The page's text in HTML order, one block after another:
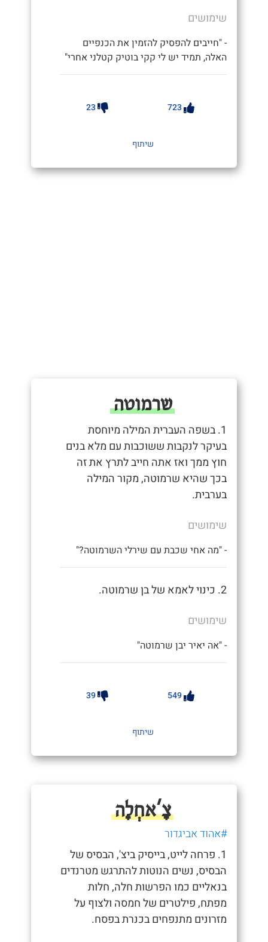
שימושים
- "חייבים להפסיק להזמין את הכנפיים
האלה, תמיד יש לי קקי בוטיק קטלני אחרי"
723
23
שיתוף
שרמוטה
1. בשפה העברית המילה מיוחסת
בעיקר לנקבות ששוכבות עם מלא בנים
חוץ ממך ואז אתה חייב לתרץ את זה
בכך שהיא שרמוטה, מקור המילה
בערבית.
שימושים
- "מה אחי שכבת עם שירלי השרמוטה?"
2. כינוי לאמא של בן שרמוטה.
שימושים
- "אה יאיר יבן שרמוטה"
549
39
שיתוף
צָ'אחְלָה
#אהוד אביגדור
1. פרחה לייט, בייסיק ביצ', הבסיס של
הבסיס, נשים הנוטות להתרגש מטרנדים
בנאליים כמו הפרשות חלה, חלות
מפתח, פילטרים של חמסה ולצוף על
מזרונים מתנפחים בכנרת בפסח.